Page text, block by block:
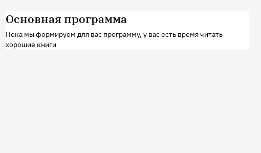
Основная программа
Пока мы формируем для вас программу, у вас есть время читать
хорошие книги